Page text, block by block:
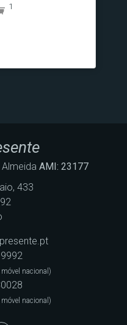
1
AMI: 23177
433
nacional)
nacional)